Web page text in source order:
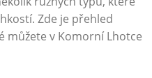
Zde je přehled
můžete v Komorní Lhotce